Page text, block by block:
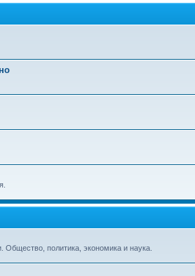
политика, экономика и наука.